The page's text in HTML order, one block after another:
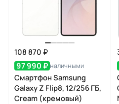
108 870 ₽
97 990 ₽ наличными
Смартфон Samsung
Galaxy Z Flip8, 12/256 ГБ,
Cream (кремовый)